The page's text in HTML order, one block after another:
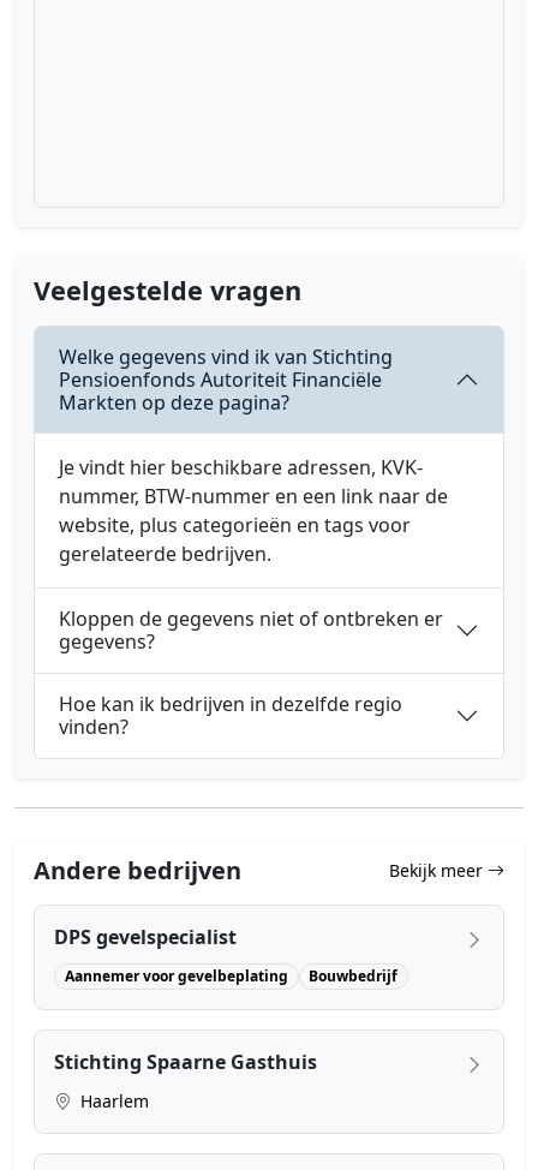
Veelgestelde vragen
Welke gegevens vind ik van Stichting
Pensioenfonds Autoriteit Financiële
Markten op deze pagina?
Je vindt hier beschikbare adressen, KVK-
nummer, BTW-nummer en een link naar de
website, plus categorieën en tags voor
gerelateerde bedrijven.
Kloppen de gegevens niet of ontbreken er
gegevens?
Hoe kan ik bedrijven in dezelfde regio
vinden?
Andere bedrijven Bekijk meer
DPS gevelspecialist
Aannemer voor gevelbeplating Bouwbedrijf
Stichting Spaarne Gasthuis
Haarlem